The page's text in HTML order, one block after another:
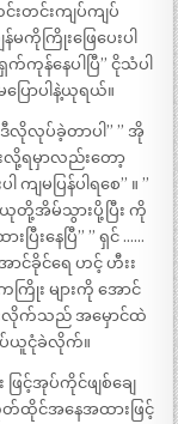
တင်းကျပ်ကျပ်
ကြိုးဖြေပေးပါ
န်နေပါပြီ” ငိုသံပါ
ောပါနဲ့ယုရယ်။
လုပ်ခဲ့တာပါ” ” အို
လို့ရမှာလည်းတော့
ကျမပြန်ပါရစေ” ။ ”
အိမ်သွားပို့ပြီး ကို
ြီးနေပြီ” ” ရှင် ……
ခိုင်ရေ ဟင့် ဟီးး
း များကို အောင်
းလိုက်သည် အမှောင်ထဲ
စုပ်ယူငုံခဲလိုက်။
င့်အုပ်ကိုင်ဖျစ်ချေ
တ်ထိုင်အနေအထားဖြင့်